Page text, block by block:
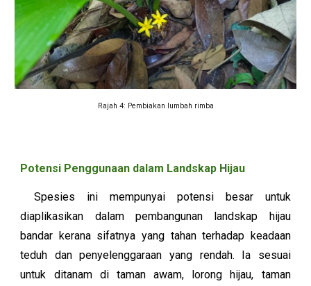
Rajah 4: Pembiakan lumbah rimba
Potensi Penggunaan dalam Landskap Hijau
Spesies ini mempunyai potensi besar untuk
diaplikasikan dalam pembangunan landskap hijau
bandar kerana sifatnya yang tahan terhadap keadaan
teduh dan penyelenggaraan yang rendah. Ia sesuai
untuk ditanam di taman awam, lorong hijau, taman